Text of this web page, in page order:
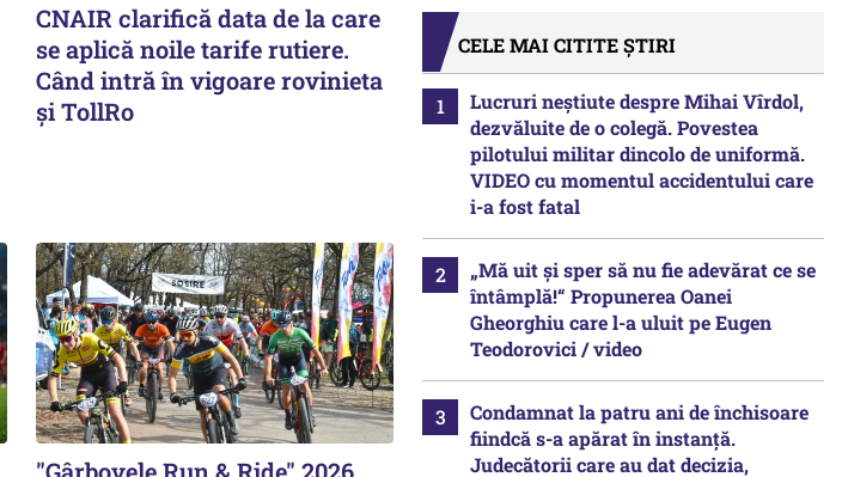
CNAIR clarifică data de la care
se aplică noile tarife rutiere.
Când intră în vigoare rovinieta
și TollRo
CELE MAI CITITE ȘTIRI
Lucruri neștiute despre Mihai Vîrdol,
dezvăluite de o colegă. Povestea
pilotului militar dincolo de uniformă.
VIDEO cu momentul accidentului care
i-a fost fatal
„Mă uit și sper să nu fie adevărat ce se
întâmplă!“ Propunerea Oanei
Gheorghiu care l-a uluit pe Eugen
Teodorovici / video
Condamnat la patru ani de închisoare
fiindcă s-a apărat în instanță.
Judecătorii care au dat decizia,